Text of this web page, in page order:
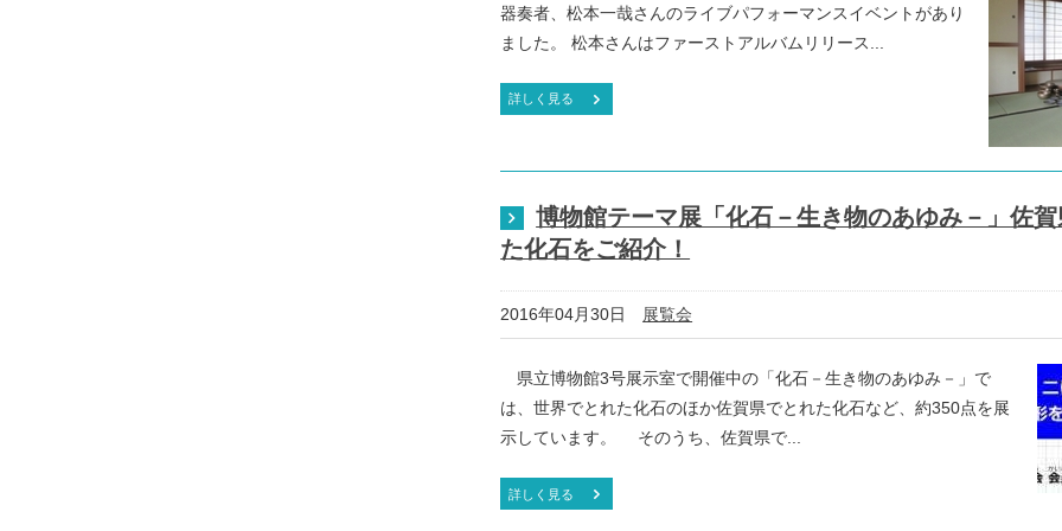
器奏者、松本一哉さんのライブパフォーマンスイベントがあり
ました。 松本さんはファーストアルバムリリース...
詳しく見る
博物館テーマ展「化石－生き物のあゆみ－」佐
た化石をご紹介！
2016年04月30日 展覧会
県立博物館3号展示室で開催中の「化石－生き物のあゆみ－」で
は、世界でとれた化石のほか佐賀県でとれた化石など、約350点を展
示しています。 そのうち、佐賀県で...
詳しく見る